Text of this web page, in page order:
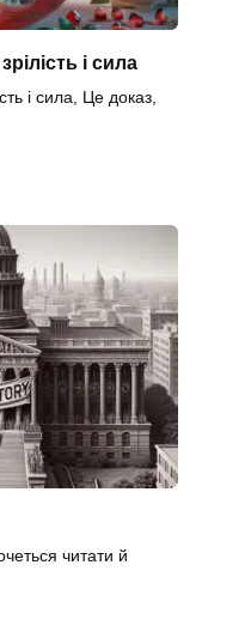
і сила
і сила, Це доказ,
читати й